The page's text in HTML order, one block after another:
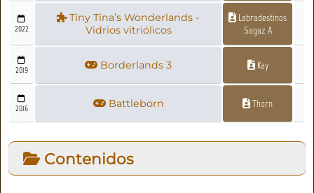
2022
Tiny Tina’s Wonderlands -
Vidrios vitriólicos
Labradestinos
Sagaz A
2019 Borderlands 3 Kay
2016 Battleborn Thorn
Contenidos